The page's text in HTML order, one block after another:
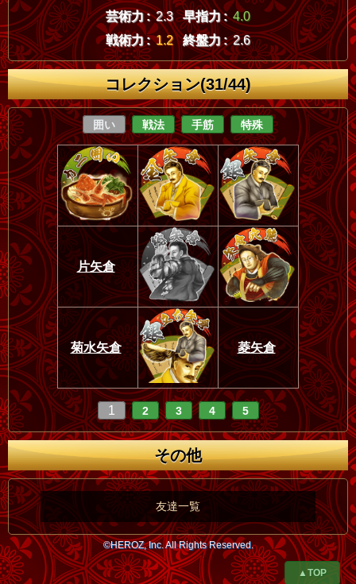
芸術力 : 2.3 早指力 : 4.0
戦術力 : 1.2 終盤力 : 2.6
コレクション(31/44)
囲い 戦法 手筋 特殊
片矢倉
菊水矢倉 菱矢倉
1 2 3 4 5
その他
友達一覧
©HEROZ, Inc. All Rights Reserved.
▲TOP